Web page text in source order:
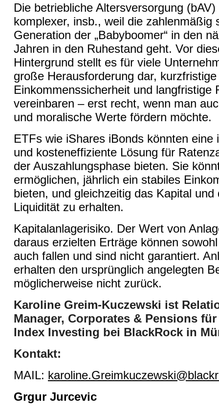
Die betriebliche Altersversorgung
komplexer, insb., weil die zahlenmäßig
Generation der „Babyboomer“ in den
Jahren in den Ruhestand geht. Vor
Hintergrund stellt es für viele
große Herausforderung dar, kurzfristige
Einkommenssicherheit und langfristige
vereinbaren – erst recht, wenn man
und moralische Werte fördern möchte.
ETFs wie iShares iBonds könnten eine
und kosteneffiziente Lösung für
der Auszahlungsphase bieten. Sie
ermöglichen, jährlich ein stabiles
bieten, und gleichzeitig das Kapital und
Liquidität zu erhalten.
Kapitalanlagerisiko. Der Wert von
daraus erzielten Erträge können
auch fallen und sind nicht garantiert.
erhalten den ursprünglich angelegten
möglicherweise nicht zurück.
Karoline Greim-Kuczewski ist
Manager, Corporates & Pensions für
Index Investing bei BlackRock in
Kontakt:
MAIL:
Grgur Jurcevic